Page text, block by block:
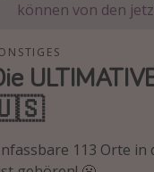
können von den
113 Orte in